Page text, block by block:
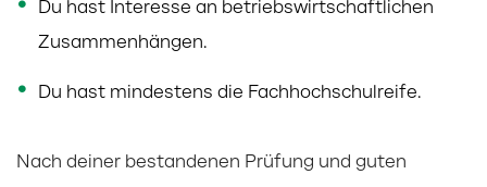
Du hast Interesse an betriebswirtschaftlichen
Zusammenhängen.
Du hast mindestens die Fachhochschulreife.
Nach deiner bestandenen Prüfung und guten